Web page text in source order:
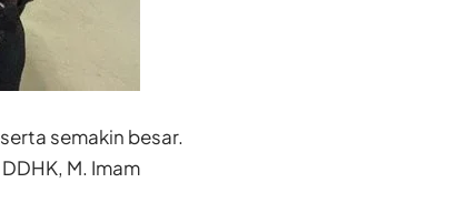
semakin besar.
M. Imam